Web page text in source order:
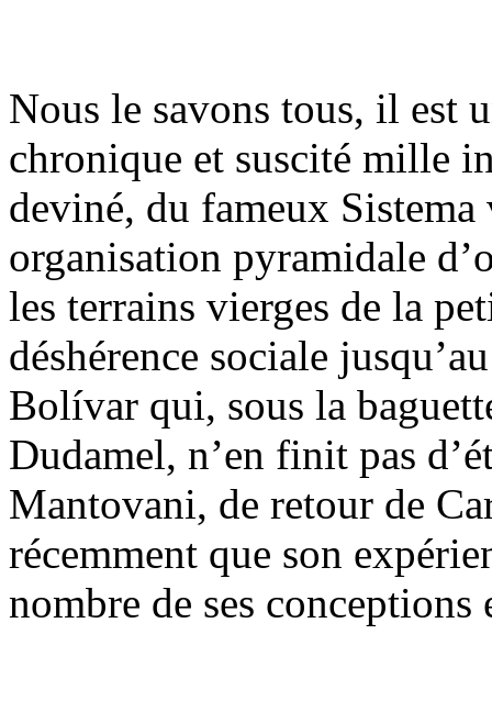
Nous le savons tous, il est
chronique et suscité mille
deviné, du fameux Sistema
organisation pyramidale
les terrains vierges de la
déshérence sociale
Bolívar qui, sous la
Dudamel, n’en finit pas
Mantovani, de retour de
récemment que son
nombre de ses conceptions